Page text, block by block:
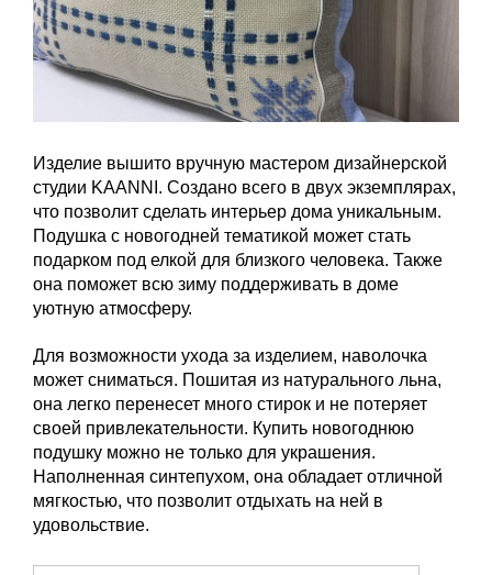
Изделие вышито вручную мастером дизайнерской
студии KAANNI. Создано всего в двух экземплярах,
что позволит сделать интерьер дома уникальным.
Подушка с новогодней тематикой может стать
подарком под елкой для близкого человека. Также
она поможет всю зиму поддерживать в доме
уютную атмосферу.
Для возможности ухода за изделием, наволочка
может сниматься. Пошитая из натурального льна,
она легко перенесет много стирок и не потеряет
своей привлекательности. Купить новогоднюю
подушку можно не только для украшения.
Наполненная синтепухом, она обладает отличной
мягкостью, что позволит отдыхать на ней в
удовольствие.